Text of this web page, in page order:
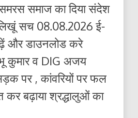
समरस समाज का दिया संदेश
सच 08.08.2026 ई-
और डाउनलोड करे
कुमार व DIG अजय
पर , कांवरियों पर फल
कर बढ़ाया श्रद्धालुओं का